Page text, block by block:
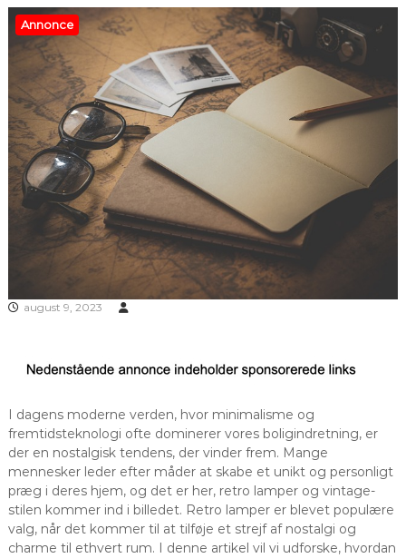
Annonce
august 9, 2023
I dagens moderne verden, hvor minimalisme og
fremtidsteknologi ofte dominerer vores boligindretning, er
der en nostalgisk tendens, der vinder frem. Mange
mennesker leder efter måder at skabe et unikt og personligt
præg i deres hjem, og det er her, retro lamper og vintage-
stilen kommer ind i billedet. Retro lamper er blevet populære
valg, når det kommer til at tilføje et strejf af nostalgi og
charme til ethvert rum. I denne artikel vil vi udforske, hvordan